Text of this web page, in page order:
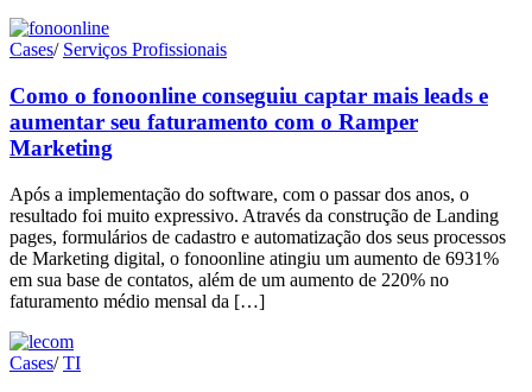
Cases/ Serviços Profissionais
Como o fonoonline conseguiu captar mais leads e
aumentar seu faturamento com o Ramper
Marketing
Após a implementação do software, com o passar dos anos, o
resultado foi muito expressivo. Através da construção de Landing
pages, formulários de cadastro e automatização dos seus processos
de Marketing digital, o fonoonline atingiu um aumento de 6931%
em sua base de contatos, além de um aumento de 220% no
faturamento médio mensal da […]
Cases/TI